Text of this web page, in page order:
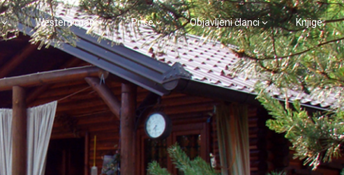
Western man Priče Objavljeni članci Knjige